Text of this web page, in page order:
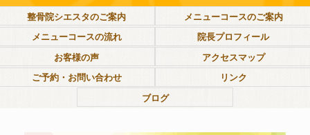
整骨院シエスタのご案内
メニューコースのご案内
メニューコースの流れ
院長プロフィール
お客様の声
アクセスマップ
ご予約・お問い合わせ
リンク
ブログ